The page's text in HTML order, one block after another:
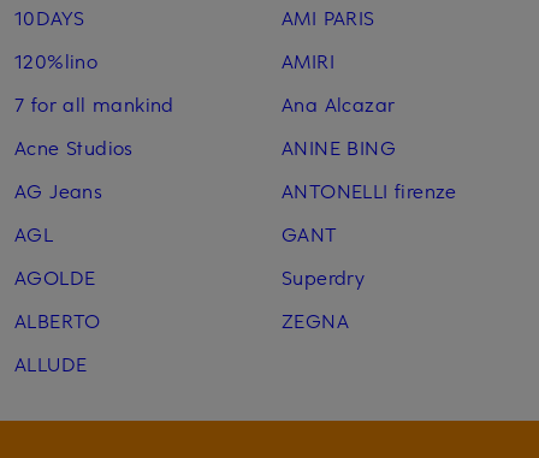
10DAYS
120%lino
7 for all mankind
Acne Studios
AG Jeans
AGL
AGOLDE
ALBERTO
ALLUDE
AMI PARIS
AMIRI
Ana Alcazar
ANINE BING
ANTONELLI firenze
GANT
Superdry
ZEGNA